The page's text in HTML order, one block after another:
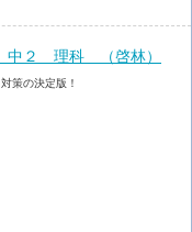
中２ 理科 （啓林）
策の決定版！